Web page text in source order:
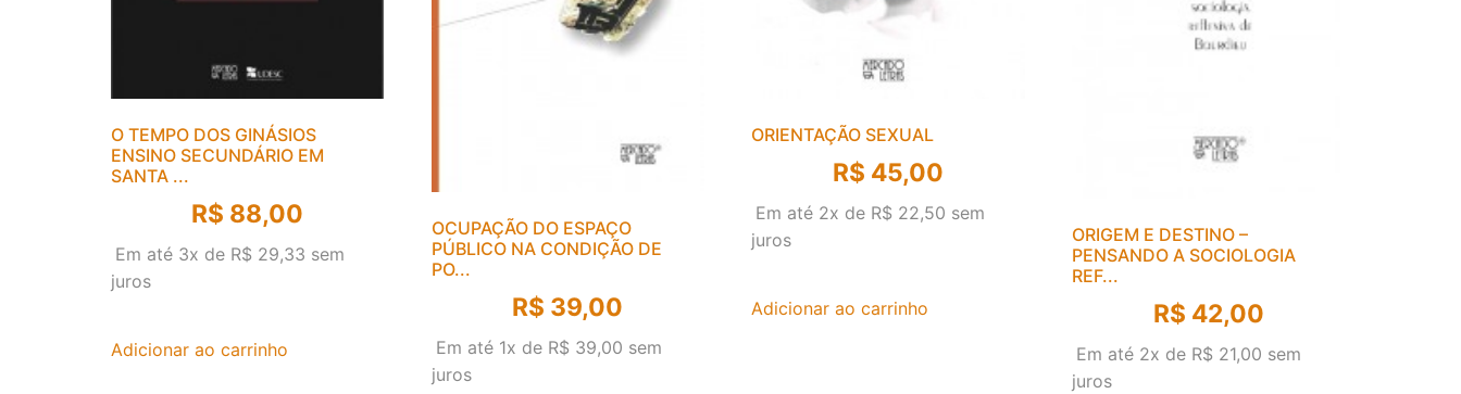
O TEMPO DOS GINÁSIOS
ENSINO SECUNDÁRIO EM
SANTA ...
R$ 88,00
Em até 3x de R$ 29,33 sem
juros
Adicionar ao carrinho
OCUPAÇÃO DO ESPAÇO
PÚBLICO NA CONDIÇÃO DE
PO...
R$ 39,00
Em até 1x de R$ 39,00 sem
juros
ORIENTAÇÃO SEXUAL
R$ 45,00
Em até 2x de R$ 22,50 sem
juros
Adicionar ao carrinho
ORIGEM E DESTINO –
PENSANDO A SOCIOLOGIA
REF...
R$ 42,00
Em até 2x de R$ 21,00 sem
juros